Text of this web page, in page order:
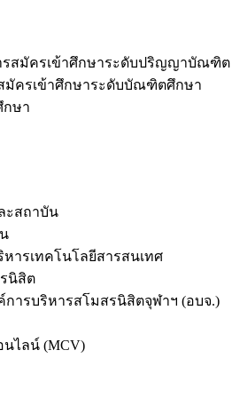
รสมัครเข้าศึกษาระดับปริญญาบัณฑิต
มัครเข้าศึกษาระดับบัณฑิตศึกษา
กษา
ะสถาบัน
หารเทคโนโลยีสารสนเทศ
นิสิต
การบริหารสโมสรนิสิตจุฬาฯ (อบจ.)
นไลน์ (MCV)